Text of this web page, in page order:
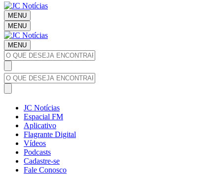
MENU
MENU
MENU
JC Notícias
Espacial FM
Aplicativo
Flagrante Digital
Vídeos
Podcasts
Cadastre-se
Fale Conosco